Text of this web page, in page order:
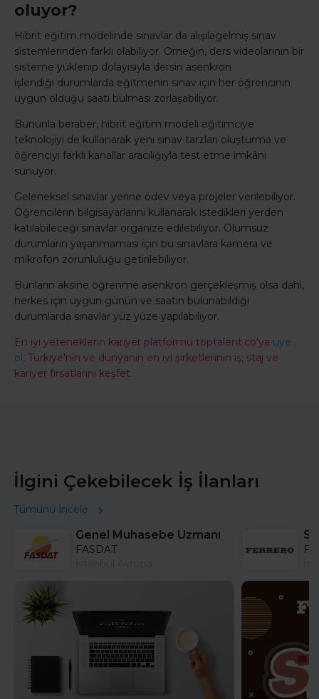
oluyor?
Hibrit eğitim modelinde sınavlar da alışılagelmiş sınav
sistemlerinden farklı olabiliyor. Örneğin, ders videolarının bir
sisteme yüklenip dolayısıyla dersin asenkron
işlendiği durumlarda eğitmenin sınav için her öğrencinin
uygun olduğu saati bulması zorlaşabiliyor.
Bununla beraber, hibrit eğitim modeli eğitimciye
teknolojiyi de kullanarak yeni sınav tarzları oluşturma ve
öğrenciyi farklı kanallar aracılığıyla test etme imkânı
sunuyor.
Geleneksel sınavlar yerine ödev veya projeler verilebiliyor.
Öğrencilerin bilgisayarlarını kullanarak istedikleri yerden
katılabileceği sınavlar organize edilebiliyor. Olumsuz
durumların yaşanmaması için bu sınavlara kamera ve
mikrofon zorunluluğu getirilebiliyor.
Bunların aksine öğrenme asenkron gerçekleşmiş olsa dahi,
herkes için uygun günün ve saatin bulunabildiği
durumlarda sınavlar yüz yüze yapılabiliyor.
En iyi yeteneklerin kariyer platformu toptalent.co'ya üye
ol, Türkiye'nin ve dünyanın en iyi şirketlerinin iş, staj ve
kariyer fırsatlarını keşfet.
İlgini Çekebilecek İş İlanları
Tümünü İncele
Genel Muhasebe Uzmanı
FASDAT